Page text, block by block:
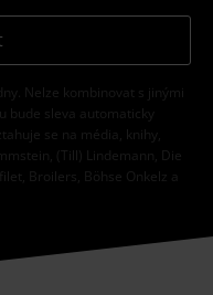
Nelze kombinovat s jinými
bude sleva automaticky
se na média, knihy,
(Till) Lindemann, Die
Broilers, Böhse Onkelz a